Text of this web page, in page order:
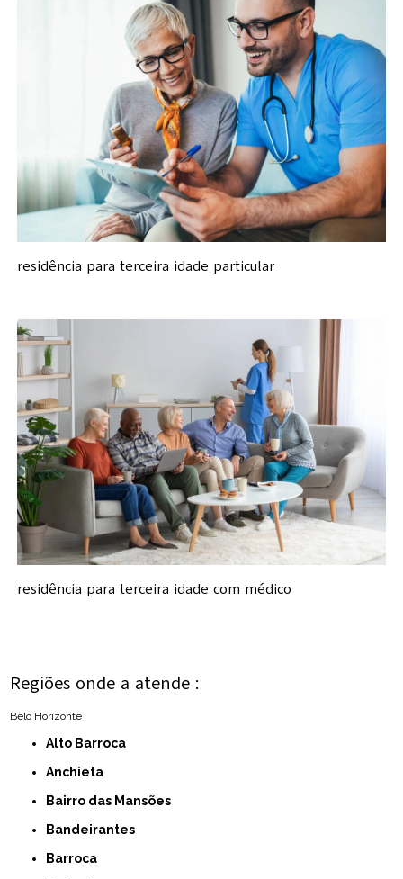
residência para terceira idade particular
residência para terceira idade com médico
Regiões onde a atende :
Belo Horizonte
Alto Barroca
Anchieta
Bairro das Mansões
Bandeirantes
Barroca